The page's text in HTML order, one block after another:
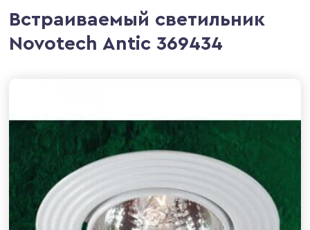
Встраиваемый светильник
Novotech Antic 369434